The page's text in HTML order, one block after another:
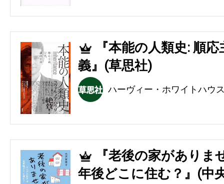
4
『本能の人類史: 順
義』(草思社)
ハーヴィー・ホワイトハウ
5
『老後の家があり
年後どこに住む？』(中